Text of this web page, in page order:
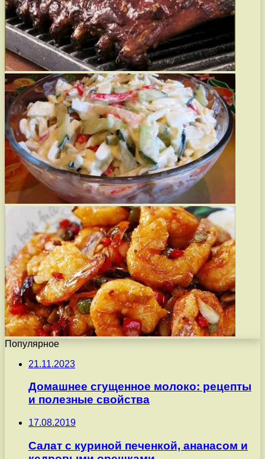
Популярное
21.11.2023
Домашнее сгущенное молоко: рецепты
и полезные свойства
17.08.2019
Салат с куриной печенкой, ананасом и